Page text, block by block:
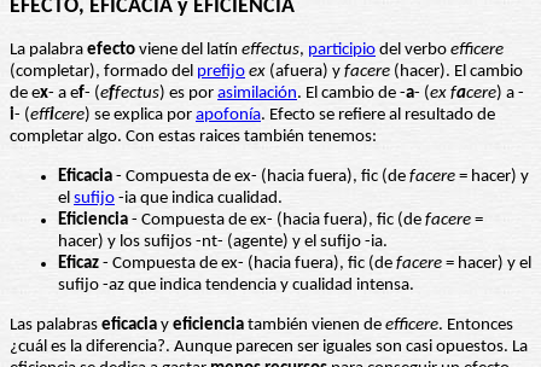
EFECTO, EFICACIA y EFICIENCIA
La palabra efecto viene del latín effectus, participio del verbo efficere
(completar), formado del prefijo ex (afuera) y facere (hacer). El cambio
de ex- a ef- (effectus) es por asimilación. El cambio de -a- (ex facere) a -
i- (efficere) se explica por apofonía. Efecto se refiere al resultado de
completar algo. Con estas raices también tenemos:
Eficacia - Compuesta de ex- (hacia fuera), fic (de facere = hacer) y
el sufijo -ia que indica cualidad.
Eficiencia - Compuesta de ex- (hacia fuera), fic (de facere =
hacer) y los sufijos -nt- (agente) y el sufijo -ia.
Eficaz - Compuesta de ex- (hacia fuera), fic (de facere = hacer) y el
sufijo -az que indica tendencia y cualidad intensa.
Las palabras eficacia y eficiencia también vienen de efficere. Entonces
¿cuál es la diferencia?. Aunque parecen ser iguales son casi opuestos. La